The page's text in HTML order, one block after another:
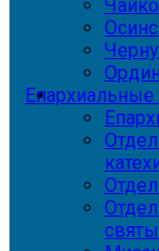
Епархиальные